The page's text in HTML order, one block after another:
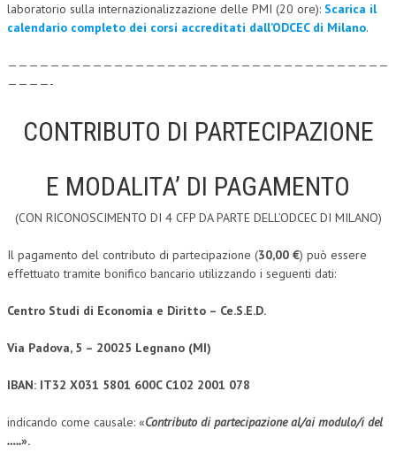
CFC E PARADISI FISCALI
TRIBUTARIA
GIURISPRUDENZA
CIVILE
TRIBUTARIA
NEWS
ARCHIVIO EVENTI (FINO AL 2022)
laboratorio sulla internazionalizzazione delle PMI (20 ore): Scarica il
calendario completo dei corsi accreditati dall’ODCEC di Milano.
————————————————————————————————————
————-
CONTRIBUTO DI PARTECIPAZIONE
E MODALITA’ DI PAGAMENTO
(CON RICONOSCIMENTO DI 4 CFP DA PARTE DELL’ODCEC DI MILANO)
Il pagamento del contributo di partecipazione (30,00 €) può essere
effettuato tramite bonifico bancario utilizzando i seguenti dati:
Centro Studi di Economia e Diritto – Ce.S.E.D.
Via Padova, 5 – 20025 Legnano (MI)
IBAN: IT32 X031 5801 600C C102 2001 078
indicando come causale: «Contributo di partecipazione al/ai modulo/i del
…..».